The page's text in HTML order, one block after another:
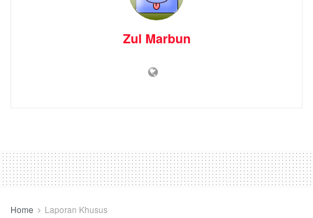
Zul Marbun
Home Laporan Khusus